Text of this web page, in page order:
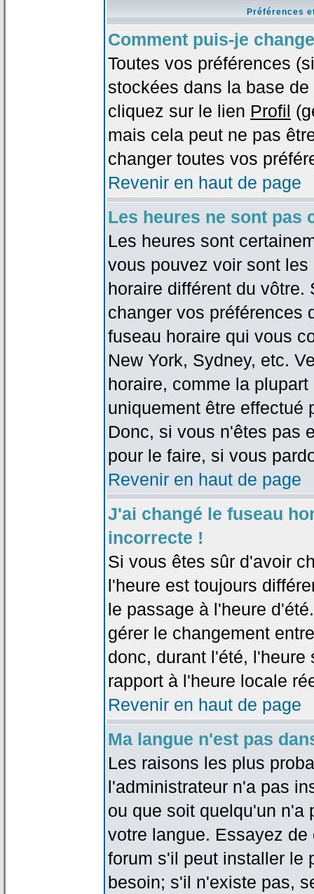
Préférences
Comment puis-je
Toutes vos préférences
stockées dans la base
cliquez sur le lien Profil
mais cela peut ne pas
changer toutes vos
Revenir en haut de page
Les heures ne sont pas
Les heures sont
vous pouvez voir sont
horaire différent du
changer vos préférences
fuseau horaire qui vous
New York, Sydney, etc.
horaire, comme la
uniquement être effectué
Donc, si vous n'êtes pas
pour le faire, si vous
Revenir en haut de page
J'ai changé le fuseau
incorrecte !
Si vous êtes sûr d'avoir
l'heure est toujours
le passage à l'heure
gérer le changement
donc, durant l'été, l'heure
rapport à l'heure locale
Revenir en haut de page
Ma langue n'est pas
Les raisons les plus
l'administrateur n'a pas
ou que soit quelqu'un n'a
votre langue. Essayez
forum s'il peut installer le
besoin; s'il n'existe pas,